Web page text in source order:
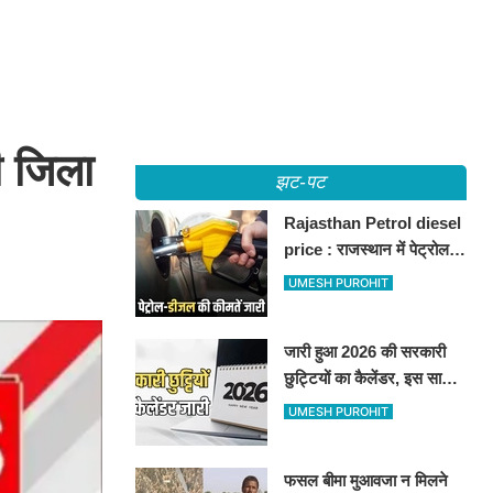
झट-पट
Rajasthan Petrol diesel
price : राजस्थान में पेट्रोल-
डीजल की कीमतें जारी, जानिए
UMESH PUROHIT
जारी हुआ 2026 की सरकारी
छुट्टियों का कैलेंडर, इस साल
कई बार मिलेगा लगातार
UMESH PUROHIT
फसल बीमा मुआवजा न मिलने